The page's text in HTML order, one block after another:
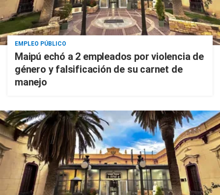
EMPLEO PÚBLICO
Maipú echó a 2 empleados por violencia de
género y falsificación de su carnet de
manejo